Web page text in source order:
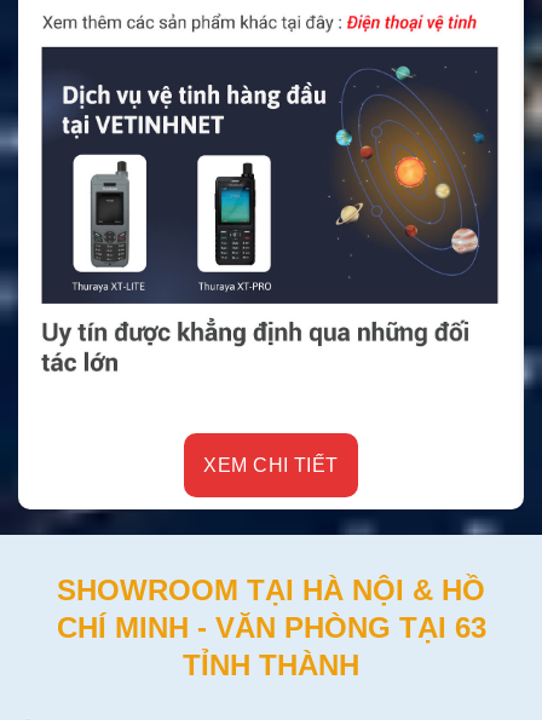
XEM CHI TIẾT
SHOWROOM TẠI HÀ NỘI & HỒ
CHÍ MINH - VĂN PHÒNG TẠI 63
TỈNH THÀNH